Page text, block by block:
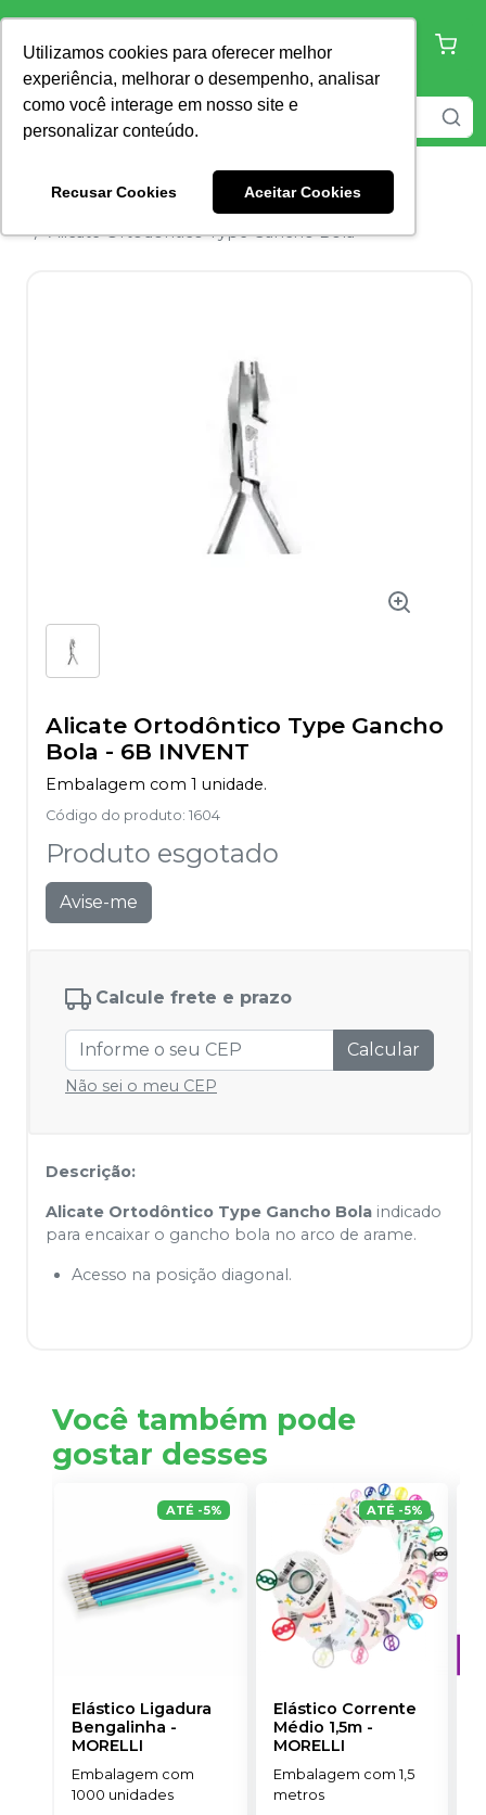
Utilizamos cookies para oferecer melhor
experiência, melhorar o desempenho, analisar
como você interage em nosso site e
personalizar conteúdo.
Recusar Cookies Aceitar Cookies
Alicate Ortodôntico
Alicate Ortodôntico Type Gancho Bola
Alicate Ortodôntico Type Gancho
Bola - 6B INVENT
Embalagem com 1 unidade.
Código do produto: 1604
Produto esgotado
Avise-me
Calcule frete e prazo
Calcular
Não sei o meu CEP
Descrição:
Alicate Ortodôntico Type Gancho Bola indicado
para encaixar o gancho bola no arco de arame.
Acesso na posição diagonal.
Você também pode
gostar desses
ATÉ -5%
Elástico Ligadura
Bengalinha -
MORELLI
Embalagem com
1000 unidades
ATÉ -5%
Elástico Corrente
Médio 1,5m-
MORELLI
Embalagem com 1,5
metros